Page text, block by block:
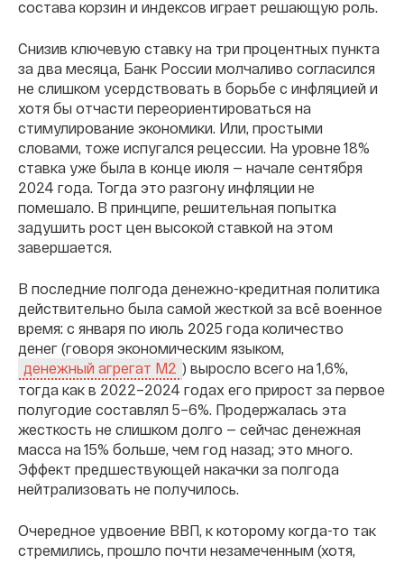
состава корзин и индексов играет решающую роль.
Снизив ключевую ставку на три процентных пункта
за два месяца, Банк России молчаливо согласился
не слишком усердствовать в борьбе с инфляцией и
хотя бы отчасти переориентироваться на
стимулирование экономики. Или, простыми
словами, тоже испугался рецессии. На уровне 18%
ставка уже была в конце июля — начале сентября
2024 года. Тогда это разгону инфляции не
помешало. В принципе, решительная попытка
задушить рост цен высокой ставкой на этом
завершается.
В последние полгода денежно-кредитная политика
действительно была самой жесткой за всё военное
время: с января по июль 2025 года количество
денег (говоря экономическим языком,
денежный агрегат М2 ) выросло всего на 1,6%,
тогда как в 2022–2024 годах его прирост за первое
полугодие составлял 5–6%. Продержалась эта
жесткость не слишком долго — сейчас денежная
масса на 15% больше, чем год назад; это много.
Эффект предшествующей накачки за полгода
нейтрализовать не получилось.
Очередное удвоение ВВП, к которому когда-то так
стремились, прошло почти незамеченным (хотя,